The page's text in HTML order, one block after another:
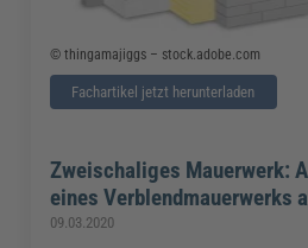
© thingamajiggs – stock.adobe.com
Fachartikel jetzt herunterladen
Zweischaliges Mauerwerk:
eines Verblendmauerwerks
09.03.2020